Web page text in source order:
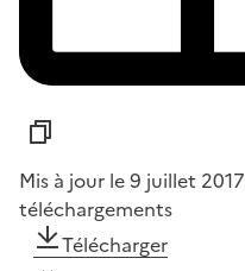
Mis à jour le 9 juillet 2017
téléchargements
Télécharger